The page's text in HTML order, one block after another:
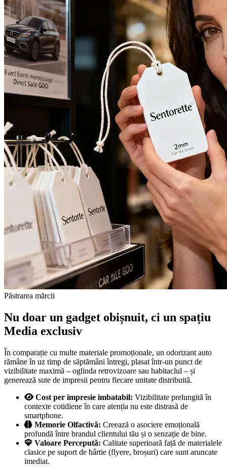
Păstrarea mărcii
Nu doar un gadget obișnuit, ci un spațiu
Media exclusiv
În comparație cu multe materiale promoționale, un odorizant auto
rămâne în uz timp de săptămâni întregi, plasat într-un punct de
vizibilitate maximă – oglinda retrovizoare sau habitaclul – și
generează sute de impresii pentru fiecare unitate distribuită.
Cost per impresie imbatabil: Vizibilitate prelungită în
contexte cotidiene în care atenția nu este distrasă de
smartphone.
Memorie Olfactivă: Creează o asociere emoțională
profundă între brandul clientului tău și o senzație de bine.
Valoare Percepută: Calitate superioară față de materialele
clasice pe suport de hârtie (flyere, broșuri) care sunt aruncate
imediat.